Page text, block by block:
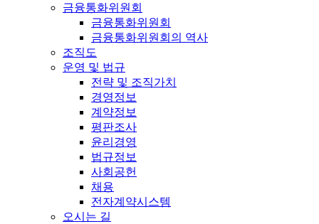
금융통화위원회
금융통화위원회
금융통화위원회의 역사
조직도
운영 및 법규
전략 및 조직가치
경영정보
계약정보
평판조사
윤리경영
법규정보
사회공헌
채용
전자계약시스템
오시는 길